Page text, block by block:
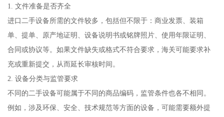
1. 文件准备是否齐全
进口二手设备所需的文件较多，包括但不限于：商业发票、装箱
单、提单、原产地证明、设备说明书或铭牌照片、使用年限证明、
合同或协议等。如果文件缺失或格式不符合要求，海关可能要求补
充或重新提交，从而延长审核时间。
2. 设备分类与监管要求
不同的二手设备可能属于不同的商品编码，监管条件也各不相同。
例如，涉及环保、安全、技术规范等方面的设备，可能需要额外提